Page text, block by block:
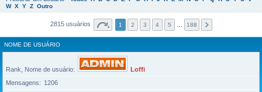
W X Y Z Outro
2815 usuários 1 2 3 4 5 188
NOME DE USUÁRIO
Rank, Nome de usuário
Loffi
Mensagens
1206